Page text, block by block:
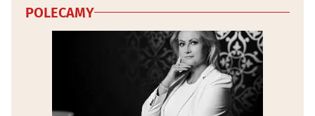
POLECAMY